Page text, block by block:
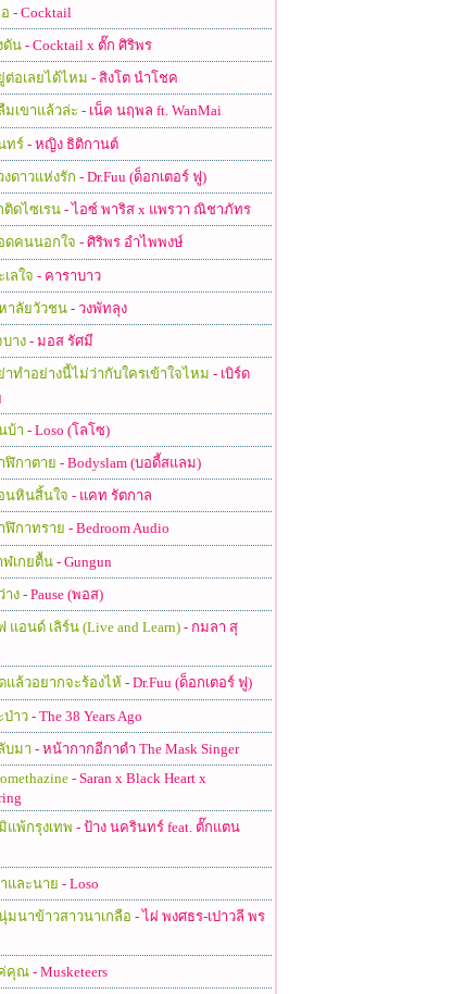
- Cocktail
ดัน- Cocktail x ตั๊ก ศิริพร
ต่อเลยได้ไหม - สิงโต นำโชค
มเขาแล้วล่ะ - เน็ค นฤพล ft. WanMai
ทร์- หญิง ธิติกานต์
งดาวแห่งรัก - Dr.Fuu (ด็อกเตอร์ ฟู)
ติดไซเรน- ไอซ์ พาริส x แพรวา ณิชาภัทร
ดคนนอกใจ - ศิริพร อำไพพงษ์
เลใจ - คาราบาว
าลัยวัวชน- วงพัทลุง
บาง- มอส รัศมี
าทำอย่างนี้ไม่ว่ากับใครเข้าใจไหม - เบิร์ด
บ้า - Loso (โลโซ)
ฬิกาตาย - Bodyslam (บอดี้สแลม)
นหินสิ้นใจ - แคท รัตกาล
ฬิกาทราย - Bedroom Audio
ฬเกยตื้น- Gungun
าง- Pause (พอส)
แอนด์ เลิร์น (Live and Learn)- กมลา สุ
แล้วอยากจะร้องไห้ - Dr.Fuu (ด็อกเตอร์ ฟู)
ป่าว- The 38 Years Ago
บมา - หน้ากากอีกาดำ The Mask Singer
- Saran x Black Heart x
แพ้กรุงเทพ - ป้าง นครินทร์ feat. ตั๊กแตน
าและนาย - Loso
มนาข้าวสาวนาเกลือ - ไผ่ พงศธร-เปาวลี พร
คุณ- Musketeers